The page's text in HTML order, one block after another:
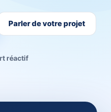
Parler de votre projet
réactif